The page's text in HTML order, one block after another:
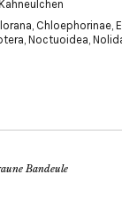
Chloephorinae
Noctuoidea
Bandeule